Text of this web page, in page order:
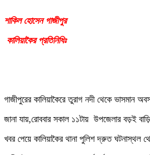
শাকিল হোসেন গাজীপুর
কালিয়াকৈর প্রতিনিধিঃ
গাজীপুরের কালিয়াকৈরে তুরাগ নদী থেকে ভাসমান
জানা যায়,রোববার সকাল ১১টায় উপজেলার বড়ই
খবর পেয়ে কালিয়াকৈর থানা পুলিশ দ্রুত ঘটনাস্থল